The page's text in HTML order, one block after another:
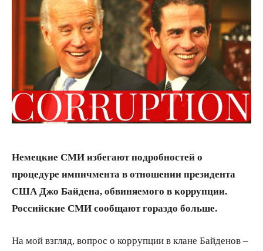
Немецкие СМИ избегают подробностей о
процедуре импичмента в отношении президента
США Джо Байдена, обвиняемого в коррупции.
Российские СМИ сообщают гораздо больше.
На мой взгляд, вопрос о коррупции в клане Байденов –